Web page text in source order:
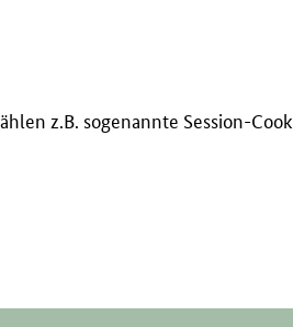
z.B. sogenannte Session-